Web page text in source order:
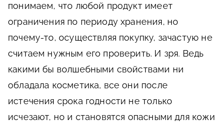
понимаем, что любой продукт имеет
ограничения по периоду хранения, но
почему-то, осуществляя покупку, зачастую не
считаем нужным его проверить. И зря. Ведь
какими бы волшебными свойствами ни
обладала косметика, все они после
истечения срока годности не только
исчезают, но и становятся опасными для кожи